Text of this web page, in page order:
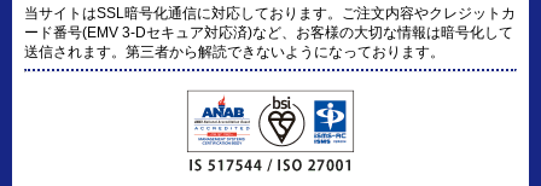
当サイトはSSL暗号化通信に対応しております。ご注文内容やクレジットカ
ード番号(EMV 3-Dセキュア対応済)など、お客様の大切な情報は暗号化して
送信されます。第三者から解読できないようになっております。